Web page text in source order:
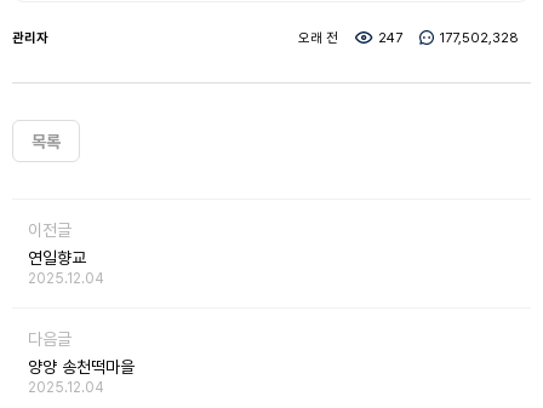
관리자 오래 전 247 177,502,328
목록
이전글
연일향교
2025.12.04
다음글
양양 송천떡마을
2025.12.04